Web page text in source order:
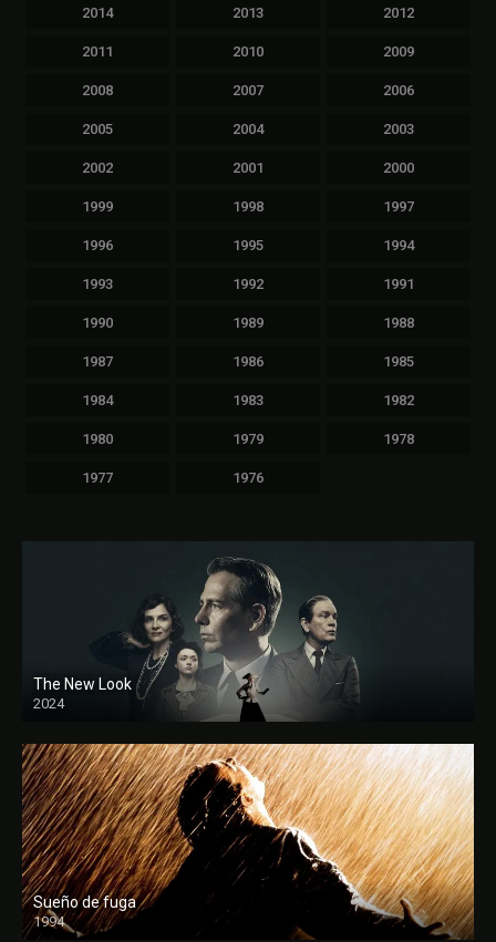
2014 2013 2012
2011 2010 2009
2008 2007 2006
2005 2004 2003
2002 2001 2000
1999 1998 1997
1996 1995 1994
1993 1992 1991
1990 1989 1988
1987 1986 1985
1984 1983 1982
1980 1979 1978
1977 1976
The New Look
2024
Sueño de fuga
1994
FULL HD